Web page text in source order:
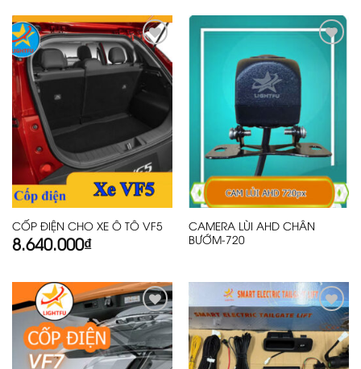
Add
to
wishlist
CỐP ĐIỆN CHO XE Ô TÔ VF5
8.640.000₫
CAMERA LÙI AHD CHÂN
BƯỚM-720
Add
to
wishlist
Add
to
wishlist